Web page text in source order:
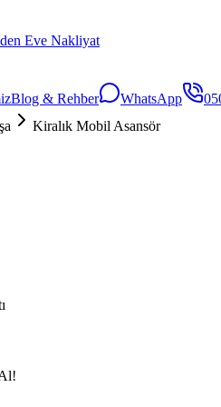
Eve Nakliyat
Blog & Rehber WhatsApp
Kiralık Mobil Asansör